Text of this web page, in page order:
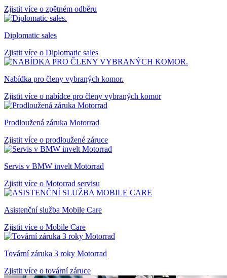
Zjistit více o zpětném odběru
Diplomatic sales
Zjistit více o Diplomatic sales
Nabídka pro členy vybraných komor.
Zjistit více o nabídce pro členy vybraných komor
Prodloužená záruka Motorrad
Zjistit více o prodloužené záruce
Servis v BMW invelt Motorrad
Zjistit více o Motorrad servisu
Asistenční služba Mobile Care
Zjistit více o Mobile Care
Tovární záruka 3 roky Motorrad
Zjistit více o tovární záruce